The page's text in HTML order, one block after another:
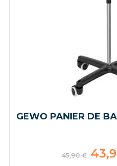
GEWO PANIER DE
45,90€ Le
prix